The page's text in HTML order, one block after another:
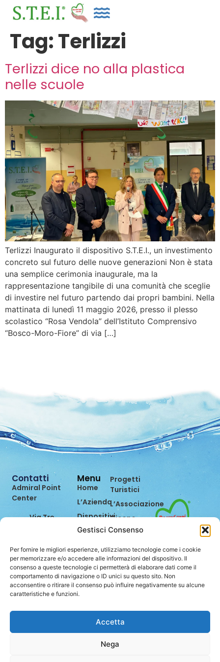
Gestisci Consenso
Per fornire le migliori esperienze, utilizziamo tecnologie come i cookie
per memorizzare e/o accedere alle informazioni del dispositivo. Il
consenso a queste tecnologie ci permetterà di elaborare dati come il
comportamento di navigazione o ID unici su questo sito. Non
acconsentire o ritirare il consenso può influire negativamente su alcune
caratteristiche e funzioni.
Accetta
Nega
Tag:Terlizzi
Terlizzi dice no alla plastica
nelle scuole
Terlizzi Inaugurato il dispositivo S.T.E.I., un investimento
concreto sul futuro delle nuove generazioni Non è stata
una semplice cerimonia inaugurale, ma la
rappresentazione tangibile di una comunità che sceglie
di investire nel futuro partendo dai propri bambini. Nella
mattinata di lunedì 11 maggio 2026, presso il plesso
scolastico “Rosa Vendola” dell’Istituto Comprensivo
“Bosco-Moro-Fiore” di via […]
Menu
Home
L’Azienda
Dispositivi
Prevenzione
Sostenibilità
Progetti
Turistici
L’Associazione
Dicono
di Noi
Contatti
Lavora
con Noi
Contatti
Admiral Point
Center
Via Tre
47891
Dogana
(RSM)
0549.962849